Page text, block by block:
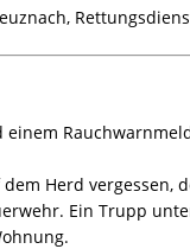
Herd vergessen,
Ein Trupp